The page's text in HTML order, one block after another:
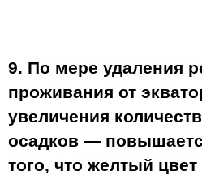
9. По мере удаления
проживания от
увеличения
осадков —
того, что желтый